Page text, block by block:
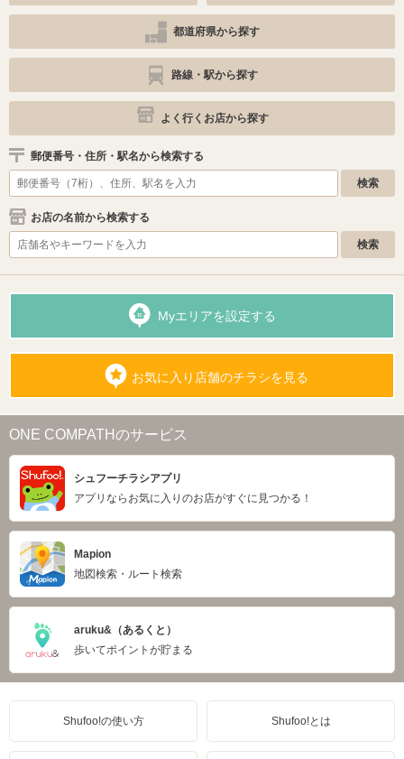
都道府県から探す
路線・駅から探す
よく行くお店から探す
郵便番号・住所・駅名から検索する
お店の名前から検索する
Myエリアを設定する
お気に入り店舗のチラシを見る
ONE COMPATHのサービス
シュフーチラシアプリ
アプリならお気に入りのお店がすぐに見つかる！
Mapion
地図検索・ルート検索
aruku&（あるくと）
歩いてポイントが貯まる
Shufoo!の使い方 Shufoo!とは